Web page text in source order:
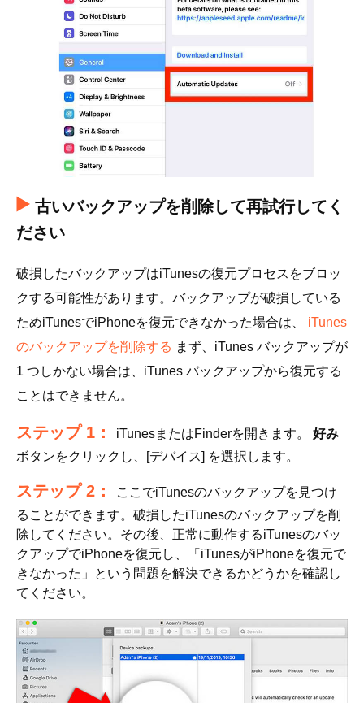
古いバックアップを削除して再試行してく
ださい
破損したバックアップはiTunesの復元プロセスをブロッ
クする可能性があります。バックアップが破損している
ためiTunesでiPhoneを復元できなかった場合は、 iTunes
のバックアップを削除する まず、iTunes バックアップが
1 つしかない場合は、iTunes バックアップから復元する
ことはできません。
ステップ 1： iTunesまたはFinderを開きます。 好み
ボタンをクリックし、[デバイス] を選択します。
ステップ 2：
ここでiTunesのバックアップを見つけ
ることができます。破損したiTunesのバックアップを削
除してください。その後、正常に動作するiTunesのバッ
クアップでiPhoneを復元し、「iTunesがiPhoneを復元で
きなかった」という問題を解決できるかどうかを確認し
てください。